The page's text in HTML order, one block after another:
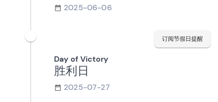
2025-06-06
订阅节假日提醒
Day of Victory
胜利日
2025-07-27